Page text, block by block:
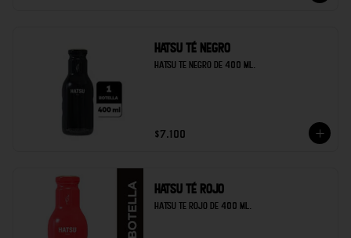
Hatsu té negro
Hatsu te negro de 400 ml.
$7.100
Hatsu té rojo
Hatsu te rojo de 400 ml.